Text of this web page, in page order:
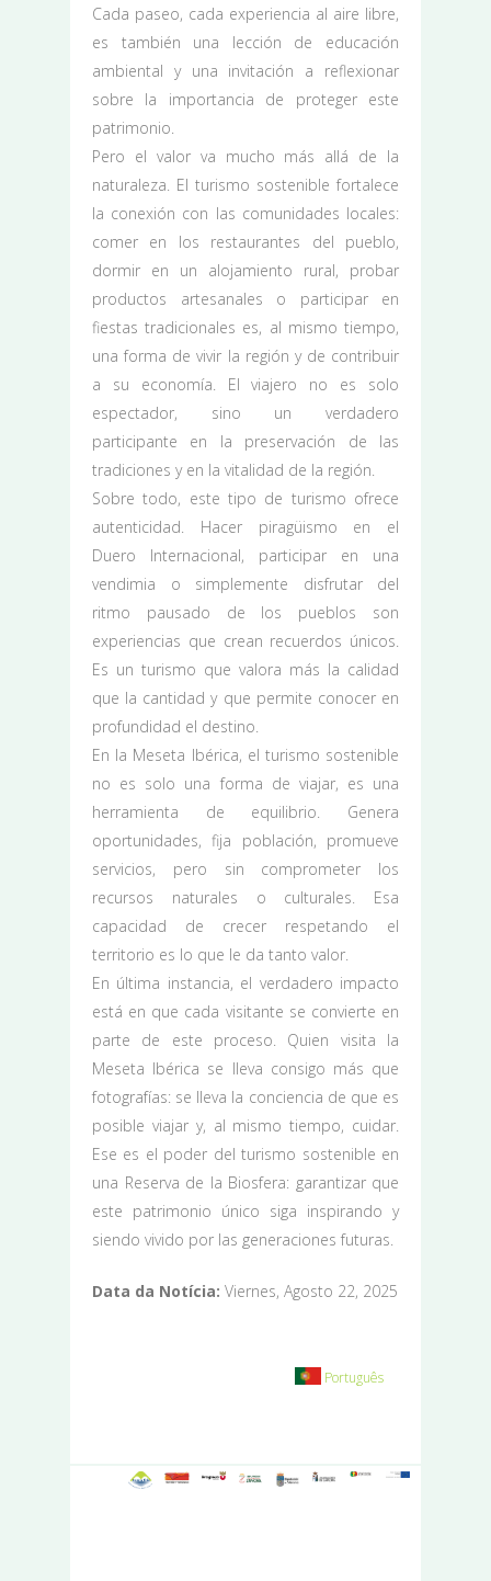
Cada paseo, cada experiencia al aire libre,
es también una lección de educación
ambiental y una invitación a reflexionar
sobre la importancia de proteger este
patrimonio.
Pero el valor va mucho más allá de la
naturaleza. El turismo sostenible fortalece
la conexión con las comunidades locales:
comer en los restaurantes del pueblo,
dormir en un alojamiento rural, probar
productos artesanales o participar en
fiestas tradicionales es, al mismo tiempo,
una forma de vivir la región y de contribuir
a su economía. El viajero no es solo
espectador, sino un verdadero
participante en la preservación de las
tradiciones y en la vitalidad de la región.
Sobre todo, este tipo de turismo ofrece
autenticidad. Hacer piragüismo en el
Duero Internacional, participar en una
vendimia o simplemente disfrutar del
ritmo pausado de los pueblos son
experiencias que crean recuerdos únicos.
Es un turismo que valora más la calidad
que la cantidad y que permite conocer en
profundidad el destino.
En la Meseta Ibérica, el turismo sostenible
no es solo una forma de viajar, es una
herramienta de equilibrio. Genera
oportunidades, fija población, promueve
servicios, pero sin comprometer los
recursos naturales o culturales. Esa
capacidad de crecer respetando el
territorio es lo que le da tanto valor.
En última instancia, el verdadero impacto
está en que cada visitante se convierte en
parte de este proceso. Quien visita la
Meseta Ibérica se lleva consigo más que
fotografías: se lleva la conciencia de que es
posible viajar y, al mismo tiempo, cuidar.
Ese es el poder del turismo sostenible en
una Reserva de la Biosfera: garantizar que
este patrimonio único siga inspirando y
siendo vivido por las generaciones futuras.
Data da Notícia: Viernes, Agosto 22, 2025
Português